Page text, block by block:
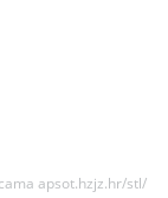
apsot.hzjz.hr/stl/